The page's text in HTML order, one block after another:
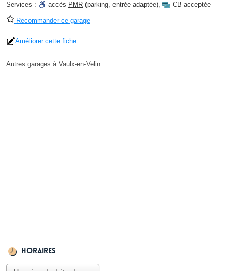
Services :
accès PMR (parking, entrée adaptée), CB acceptée
Recommander ce garage
Améliorer cette fiche
Autres garages à Vaulx-en-Velin
Horaires